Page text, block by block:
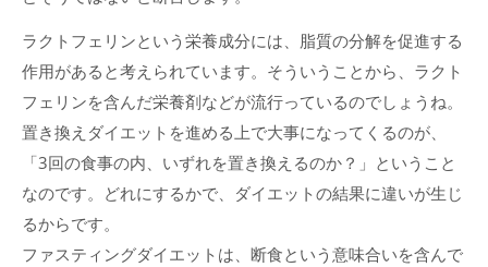
ラクトフェリンという栄養成分には、脂質の分解を促進する
作用があると考えられています。そういうことから、ラクト
フェリンを含んだ栄養剤などが流行っているのでしょうね。
置き換えダイエットを進める上で大事になってくるのが、
「3回の食事の内、いずれを置き換えるのか？」ということ
なのです。どれにするかで、ダイエットの結果に違いが生じ
るからです。
ファスティングダイエットは、断食という意味合いを含んで